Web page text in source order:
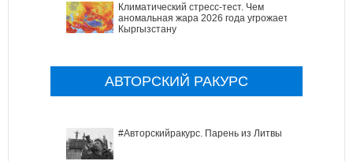
Климатический стресс-тест. Чем
аномальная жара 2026 года угрожает
Кыргызстану
АВТОРСКИЙ РАКУРС
#Авторскийракурс. Парень из Литвы